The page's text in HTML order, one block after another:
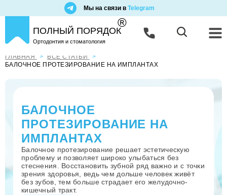
Мы на связи в Telegram
ПОЛНЫЙ ПОРЯДОК
®
Ортодонтия и стоматология
ГЛАВНАЯ
ВСЕ СТАТЬИ
БАЛОЧНОЕ ПРОТЕЗИРОВАНИЕ НА ИМПЛАНТАХ
БАЛОЧНОЕ
ПРОТЕЗИРОВАНИЕ НА
ИМПЛАНТАХ
Балочное протезирование решает эстетическую
проблему и позволяет широко улыбаться без
стеснения. Восстановить зубной ряд важно и с точки
зрения здоровья, ведь чем дольше человек живёт
без зубов, тем больше страдает его желудочно-
кишечный тракт.